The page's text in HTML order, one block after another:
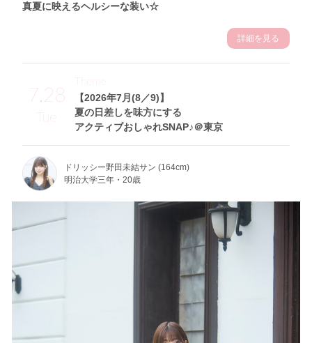
真夏に映えるヘルシーな装い☆
詳細を見る
7.28
Tue
【2026年7月(8／9)】
夏の日差しを味方にする
アクティブおしゃれSNAP♪＠東京
Theme
ドリッシー野田未結サン (164cm)
明治大学三年・20歳